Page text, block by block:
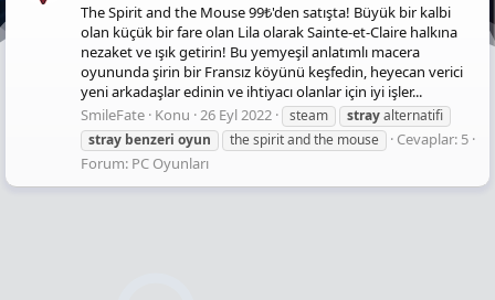
The Spirit and the Mouse 99₺'den satışta! Büyük bir kalbi
olan küçük bir fare olan Lila olarak Sainte-et-Claire halkına
nezaket ve ışık getirin! Bu yemyeşil anlatımlı macera
oyununda şirin bir Fransız köyünü keşfedin, heyecan verici
yeni arkadaşlar edinin ve ihtiyacı olanlar için iyi işler...
SmileFate Konu 26 Eyl 2022 steam strayalternatifi
stray benzeri oyun the spirit and the mouse
Cevaplar: 5
Forum: PC Oyunları